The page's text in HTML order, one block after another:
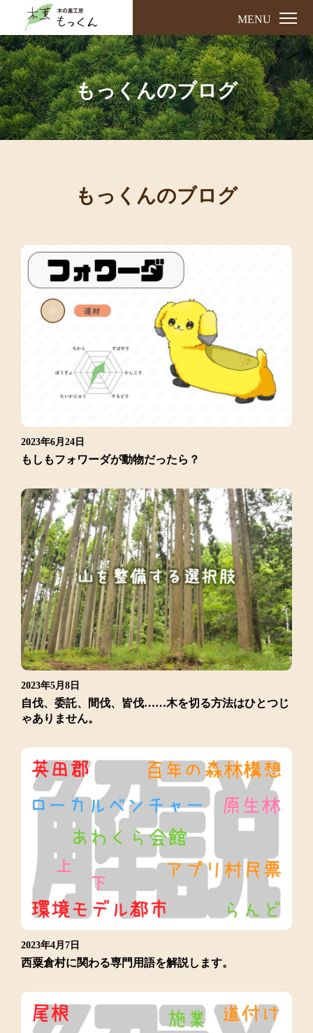
MENU
もっくんのブログ
もっくんのブログ
2023年6月24日
もしもフォワーダが動物だったら？
2023年5月8日
自伐、委託、間伐、皆伐……木を切る方法はひとつじ
ゃありません。
2023年4月7日
西粟倉村に関わる専門用語を解説します。